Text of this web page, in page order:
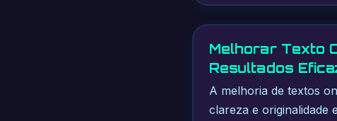
Melhorar Texto
Resultados
A melhoria de textos
clareza e originalidade